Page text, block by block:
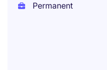
Permanent